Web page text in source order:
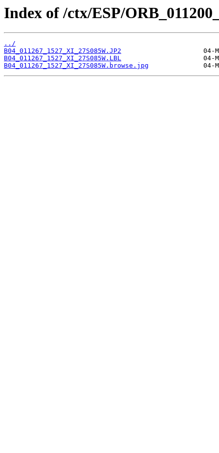
Index of /ctx/ESP/
../
B04_011267_1527_XI_27S085W.JP2
B04_011267_1527_XI_27S085W.LBL
B04_011267_1527_XI_27S085W.browse.jpg